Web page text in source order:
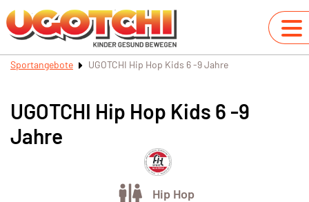
Sportangebote UGOTCHI Hip Hop Kids 6 -9 Jahre
UGOTCHI Hip Hop Kids 6 -9
Jahre
Hip Hop